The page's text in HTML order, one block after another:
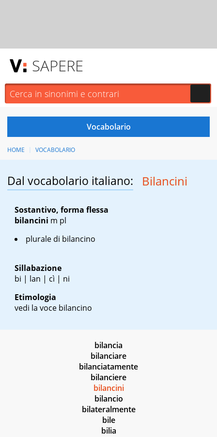
SAPERE
HOME VOCABOLARIO
Dal vocabolario italiano: Bilancini
Sostantivo, forma flessa
bilancini m pl
plurale di bilancino
Sillabazione
bi | lan | cì | ni
Etimologia
vedi la voce bilancino
bilancia
bilanciare
bilanciatamente
bilanciere
bilancini
bilancio
bilateralmente
bile
bilia